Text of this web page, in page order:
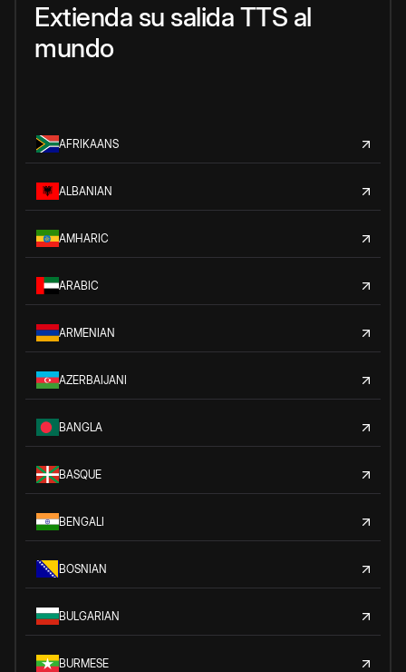
Extienda su salida TTS al
mundo
AFRIKAANS
ALBANIAN
AMHARIC
ARABIC
ARMENIAN
AZERBAIJANI
BANGLA
BASQUE
BENGALI
BOSNIAN
BULGARIAN
BURMESE